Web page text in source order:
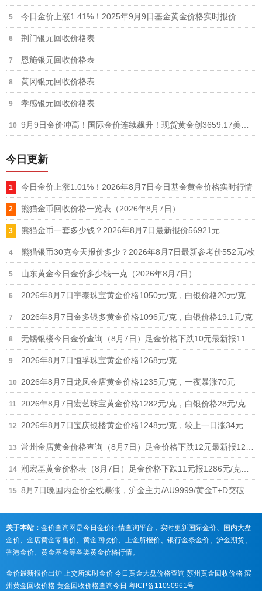
今日金价上涨1.41%！2025年9月9日基金黄金价格实时报价
荆门银元回收价格表
恩施银元回收价格表
黄冈银元回收价格表
孝感银元回收价格表
今日更新
今日金价上涨1.01%！2026年8月7日今日基金黄金价格实时行情
熊猫金币回收价格一览表（2026年8月7日）
熊猫金币一套多少钱？2026年8月7日最新报价56921元
熊猫银币30克今天报价多少？2026年8月7日最新参考价552元/枚
山东黄金今日金价多少钱一克（2026年8月7日）
2026年8月7日宇泰珠宝黄金价格1050元/克，白银价格20元/克
2026年8月7日金多银多黄金价格1096元/克，白银价格19.1元/克
2026年8月7日恒孚珠宝黄金价格1268元/克
2026年8月7日龙凤金店黄金价格1235元/克，一夜暴涨70元
2026年8月7日宏艺珠宝黄金价格1282元/克，白银价格28元/克
2026年8月7日宝庆银楼黄金价格1248元/克，较上一日涨34元
关于本站： 金价查询网是今日金价行情查询平台，实时更新国际金价、国内大盘
金价、金店黄金零售价、黄金回收价、上金所报价、银行金条金价、沪金期货、
香港金价、黄金基金等各类黄金价格行情。
金价最新报价出炉 上交所实时金价 今日黄金大盘价格查询 苏州黄金回收价格 滨
州黄金回收价格 黄金回收价格查询今日 粤ICP备11050961号